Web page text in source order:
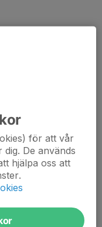
för att vår
De används
hjälpa oss att